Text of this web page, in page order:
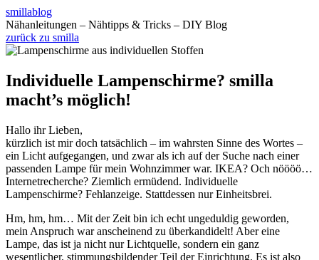
smillablog
Nähanleitungen – Nähtipps & Tricks – DIY Blog
zurück zu smilla
Individuelle Lampenschirme? smilla
macht’s möglich!
Hallo ihr Lieben,
kürzlich ist mir doch tatsächlich – im wahrsten Sinne des Wortes –
ein Licht aufgegangen, und zwar als ich auf der Suche nach einer
passenden Lampe für mein Wohnzimmer war. IKEA? Och nöööö…
Internetrecherche? Ziemlich ermüdend. Individuelle
Lampenschirme? Fehlanzeige. Stattdessen nur Einheitsbrei.
Hm, hm, hm… Mit der Zeit bin ich echt ungeduldig geworden,
mein Anspruch war anscheinend zu überkandidelt! Aber eine
Lampe, das ist ja nicht nur Lichtquelle, sondern ein ganz
wesentlicher, stimmungsbildender Teil der Einrichtung. Es ist also